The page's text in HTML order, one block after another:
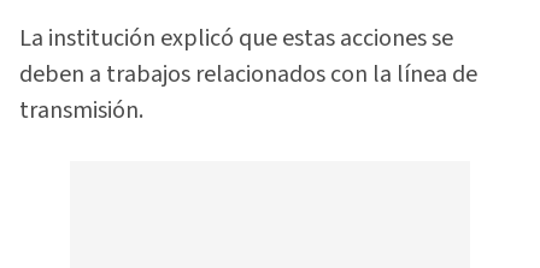
La institución explicó que estas acciones se
deben a trabajos relacionados con la línea de
transmisión.